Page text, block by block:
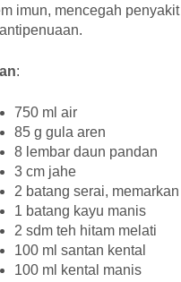
imun, mencegah
:
750 ml air
85 g gula aren
8 lembar daun pandan
3 cm jahe
2 batang serai, memarkan
1 batang kayu manis
2 sdm teh hitam melati
100 ml santan kental
100 ml kental manis